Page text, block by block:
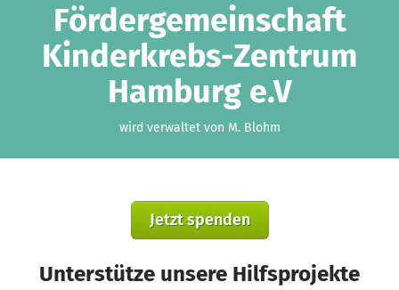
Fördergemeinschaft
Kinderkrebs-Zentrum
Hamburg e.V
wird verwaltet von M. Blohm
Jetzt spenden
Unterstütze unsere Hilfsprojekte